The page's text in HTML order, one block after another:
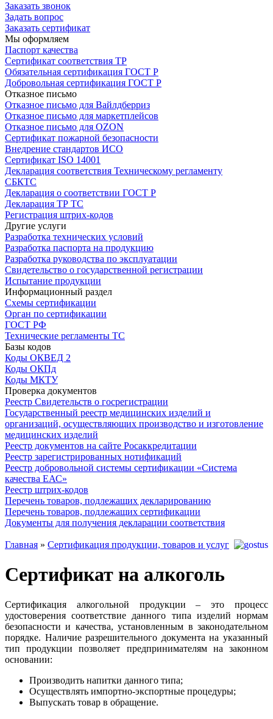
Заказать звонок
Задать вопрос
Заказать сертификат
Мы оформляем
Паспорт качества
Сертификат соответствия ТР
Обязательная сертификация ГОСТ Р
Добровольная сертификация ГОСТ Р
Отказное письмо
Отказное письмо для Вайлдберриз
Отказное письмо для маркетплейсов
Отказное письмо для OZON
Сертификат пожарной безопасности
Внедрение стандартов ИСО
Сертификат ISO 14001
Декларация соответствия Техническому регламенту
СБКТС
Декларация о соответствии ГОСТ Р
Декларация ТР ТС
Регистрация штрих-кодов
Другие услуги
Разработка технических условий
Разработка паспорта на продукцию
Разработка руководства по эксплуатации
Свидетельство о государственной регистрации
Испытание продукции
Информационный раздел
Схемы сертификации
Орган по сертификации
ГОСТ РФ
Технические регламенты ТС
Базы кодов
Коды ОКВЕД 2
Коды ОКПд
Коды МКТУ
Проверка документов
Реестр Свидетельств о госрегистрации
Государственный реестр медицинских изделий и
организаций, осуществляющих производство и изготовление
медицинских изделий
Реестр документов на сайте Росаккредитации
Реестр зарегистрированных нотификаций
Реестр добровольной системы сертификации «Система
качества ЕАС»
Реестр штрих-кодов
Перечень товаров, подлежащих декларированию
Перечень товаров, подлежащих сертификации
Документы для получения декларации соответствия
Главная » Сертификация продукции, товаров и услуг
Сертификат на алкоголь
Сертификация алкогольной продукции – это процесс
удостоверения соответствие данного типа изделий нормам
безопасности и качества, установленным в законодательном
порядке. Наличие разрешительного документа на указанный
тип продукции позволяет предпринимателям на законном
основании:
Производить напитки данного типа;
Осуществлять импортно-экспортные процедуры;
Выпускать товар в обращение.